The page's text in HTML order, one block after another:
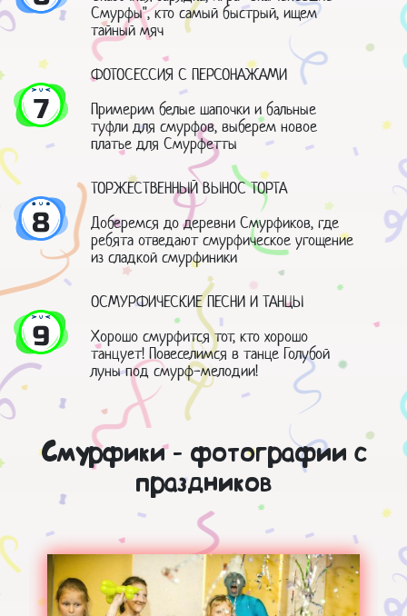
Смурфы", кто самый быстрый, ищем
тайный мяч
7
ФОТОСЕССИЯ С ПЕРСОНАЖАМИ
Примерим белые шапочки и бальные
туфли для смурфов, выберем новое
платье для Смурфетты
8
ТОРЖЕСТВЕННЫЙ ВЫНОС ТОРТА
Доберемся до деревни Смурфиков, где
ребята отведают смурфическое угощение
из сладкой смурфиники
9
ОСМУРФИЧЕСКИЕ ПЕСНИ И ТАНЦЫ
Хорошо смурфится тот, кто хорошо
танцует! Повеселимся в танце Голубой
луны под смурф-мелодии!
Смурфики - фотографии с
праздников